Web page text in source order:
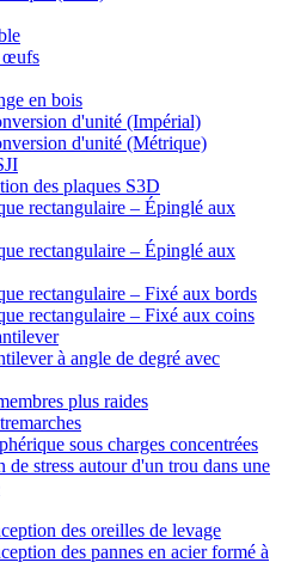
œufs
en bois
d'unité (Impérial)
d'unité (Métrique)
des plaques S3D
rectangulaire – Épinglé aux
rectangulaire – Épinglé aux
rectangulaire – Fixé aux bords
rectangulaire – Fixé aux coins
à angle de degré avec
plus raides
sous charges concentrées
de stress autour d'un trou dans une
des oreilles de levage
des pannes en acier formé à